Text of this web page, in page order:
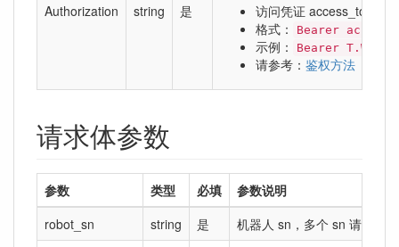
Authorization
string 是
访问凭证 access_token
格式：
Bearer
示例： Bearer
请参考： 鉴权方法
请求体参数
参数 类型 必填
参数说明
robot_sn
string 是
机器人 sn，多个 sn 请用英